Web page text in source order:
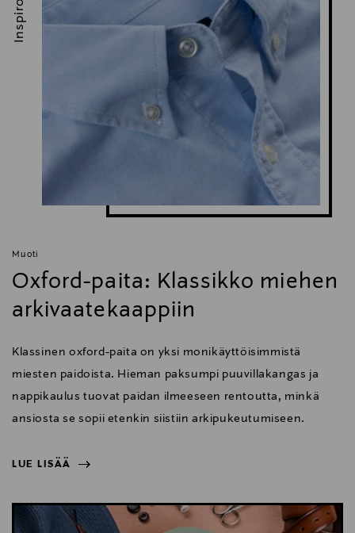
Muoti
Oxford-paita: Klassikko miehen
arkivaatekaappiin
Klassinen oxford-paita on yksi monikäyttöisimmistä
miesten paidoista. Hieman paksumpi puuvillakangas ja
nappikaulus tuovat paidan ilmeeseen rentoutta, minkä
ansiosta se sopii etenkin siistiin arkipukeutumiseen.
LUE LISÄÄ
LUE LISÄÄ